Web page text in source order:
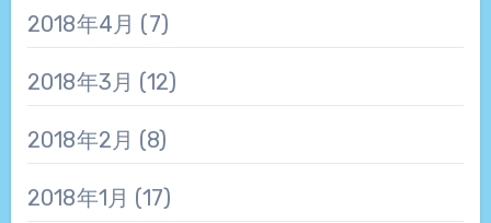
2018年4月 (7)
2018年3月 (12)
2018年2月 (8)
2018年1月 (17)